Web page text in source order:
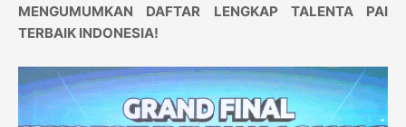
MENGUMUMKAN DAFTAR LENGKAP TALENTA PAI
TERBAIK INDONESIA!